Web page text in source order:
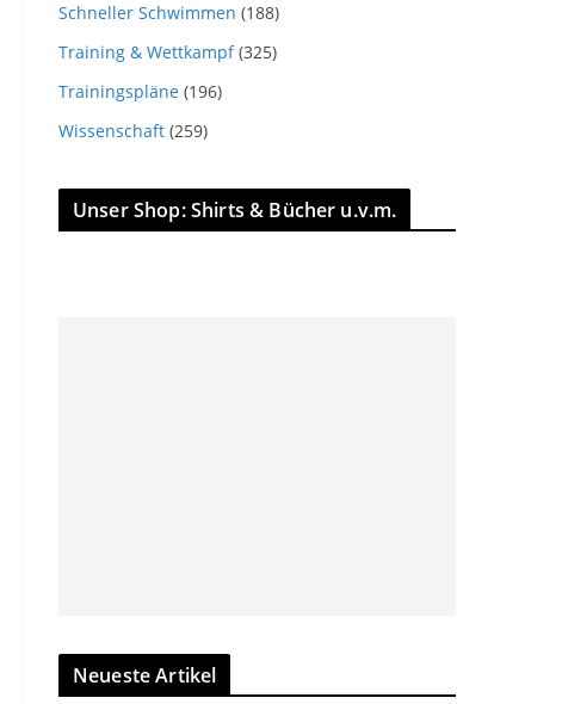
Schneller Schwimmen (188)
Training & Wettkampf(325)
Trainingspläne (196)
Wissenschaft (259)
Unser Shop: Shirts & Bücher u.v.m.
Neueste Artikel